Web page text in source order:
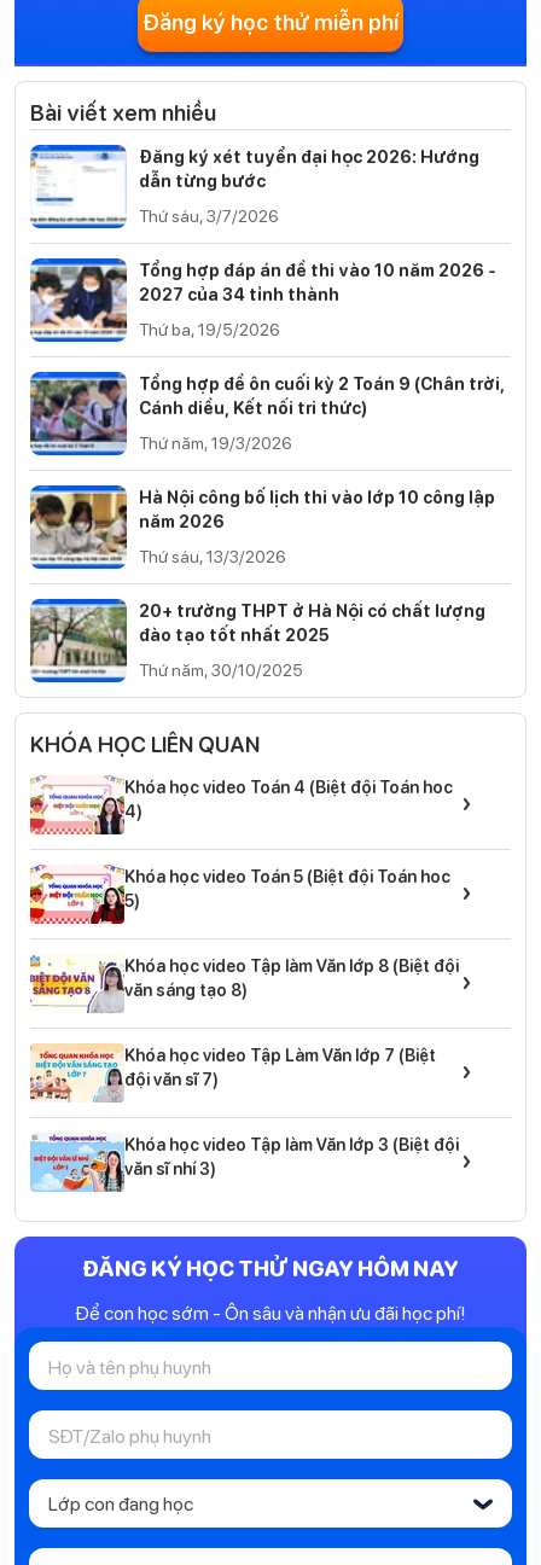
Đăng ký học thử miễn phí
Bài viết xem nhiều
Đăng ký xét tuyển đại học 2026: Hướng
dẫn từng bước
Thứ sáu, 3/7/2026
Tổng hợp đáp án đề thi vào 10 năm 2026 -
2027 của 34 tỉnh thành
Thứ ba, 19/5/2026
Tổng hợp đề ôn cuối kỳ 2 Toán 9 (Chân trời,
Cánh diều, Kết nối tri thức)
Thứ năm, 19/3/2026
Hà Nội công bố lịch thi vào lớp 10 công lập
năm 2026
Thứ sáu, 13/3/2026
20+ trường THPT ở Hà Nội có chất lượng
đào tạo tốt nhất 2025
Thứ năm, 30/10/2025
KHÓA HỌC LIÊN QUAN
Khóa học video Toán 4 (Biệt đội Toán hoc
4)
›
Khóa học video Toán 5 (Biệt đội Toán hoc
5)
›
Khóa học video Tập làm Văn lớp 8 (Biệt đội
văn sáng tạo 8)
›
Khóa học video Tập Làm Văn lớp 7 (Biệt
đội văn sĩ 7)
›
Khóa học video Tập làm Văn lớp 3 (Biệt đội
văn sĩ nhí 3)
›
ĐĂNG KÝ HỌC THỬ NGAY HÔM NAY
Để con học sớm - Ôn sâu và nhận ưu đãi học phí!
Lớp con đang học ‹